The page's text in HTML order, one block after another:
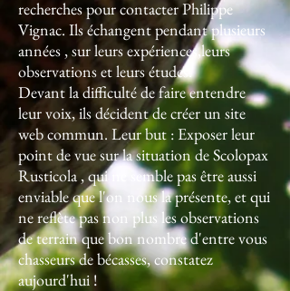
recherches pour contacter Philippe
Vignac. Ils échangent pendant plusieurs
années , sur leurs expériences,leurs
observations et leurs études.
Devant la difficulté de faire entendre
leur voix, ils décident de créer un site
web commun. Leur but : Exposer leur
point de vue sur la situation de Scolopax
Rusticola , qui ne semble pas être aussi
enviable que l'on nous la présente, et qui
ne reflète pas non plus les observations
de terrain que bon nombre d'entre vous
chasseurs de bécasses, constatez
aujourd'hui !